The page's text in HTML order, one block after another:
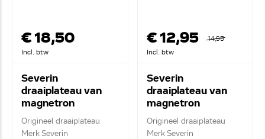
€ 18,50
Incl. btw
Severin
draaiplateau van
magnetron
2141.048
Origineel draaiplateau
Merk Severin
€ 12,95
14,95
Incl. btw
Severin
draaiplateau van
magnetron
7367.048
Origineel draaiplateau
Merk Severin